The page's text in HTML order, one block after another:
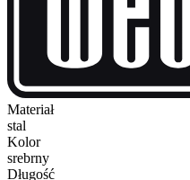
Materiał
stal
Kolor
srebrny
Długość